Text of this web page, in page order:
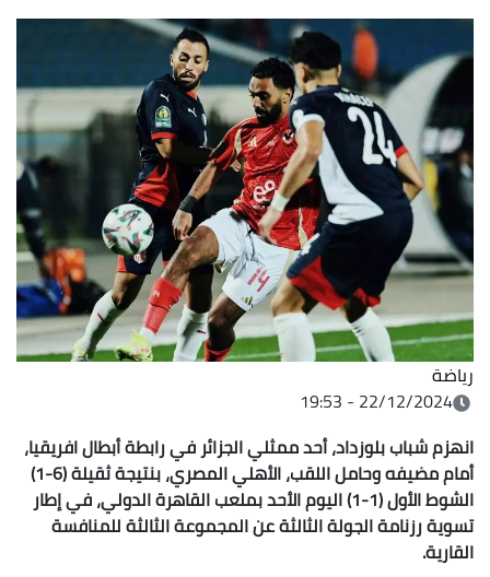
رياضة
22/12/2024 - 19:53
انهزم شباب بلوزداد، أحد ممثلي الجزائر في رابطة أبطال افريقيا،
أمام مضيفه وحامل اللقب، الأهلي المصري، بنتيجة ثقيلة (6-1)
الشوط الأول (1-1) اليوم الأحد بملعب القاهرة الدولي، في إطار
تسوية رزنامة الجولة الثالثة عن المجموعة الثالثة للمنافسة
القارية.